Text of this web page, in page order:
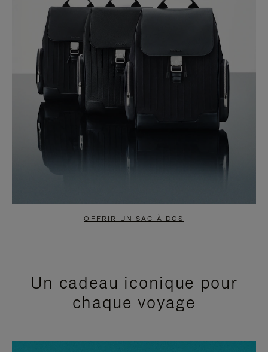
OFFRIR UN SAC À DOS
Un cadeau iconique pour
chaque voyage